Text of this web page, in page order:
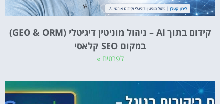
קידום בתוך AI – ניהול מוניטין דיגיטלי (GEO & ORM)
במקום SEO קלאסי
לפרטים »